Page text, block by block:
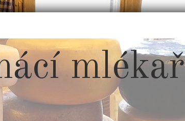
mlékař